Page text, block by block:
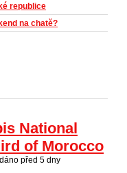
republice
na chatě?
National
of Morocco
před 5 dny